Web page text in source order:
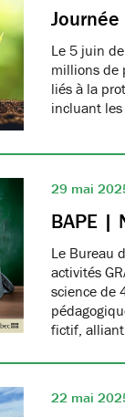
Le 5 juin
millions de
liés à la
incluant
29 mai
BAPE |
Le Bureau
activités
science de
fictif,
22 mai